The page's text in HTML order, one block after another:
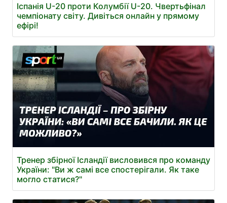
Іспанія U-20 проти Колумбії U-20. Чвертьфінал
чемпіонату світу. Дивіться онлайн у прямому
ефірі!
Тренер збірної Ісландії висловився про команду
України: "Ви ж самі все спостерігали. Як таке
могло статися?"